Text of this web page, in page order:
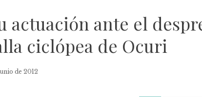
actuación ante el
ciclópea de Ocuri
de 2012